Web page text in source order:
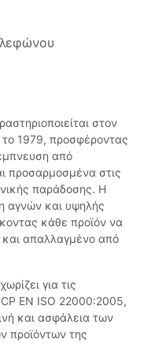
στον
1979, προσφέροντας
από
προσαρμοσμένα στις
παράδοσης. Η
αγνών και υψηλής
κάθε προϊόν να
και απαλλαγμένο από
για τις
EN ISO 22000:2005,
και ασφάλεια των
προϊόντων της